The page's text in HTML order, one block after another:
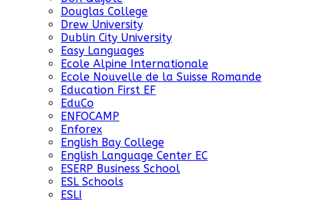
Douglas College
Drew University
Dublin City University
Easy Languages
Ecole Alpine Internationale
Ecole Nouvelle de la Suisse Romande
Education First EF
EduCo
ENFOCAMP
Enforex
English Bay College
English Language Center EC
ESERP Business School
ESL Schools
ESLI